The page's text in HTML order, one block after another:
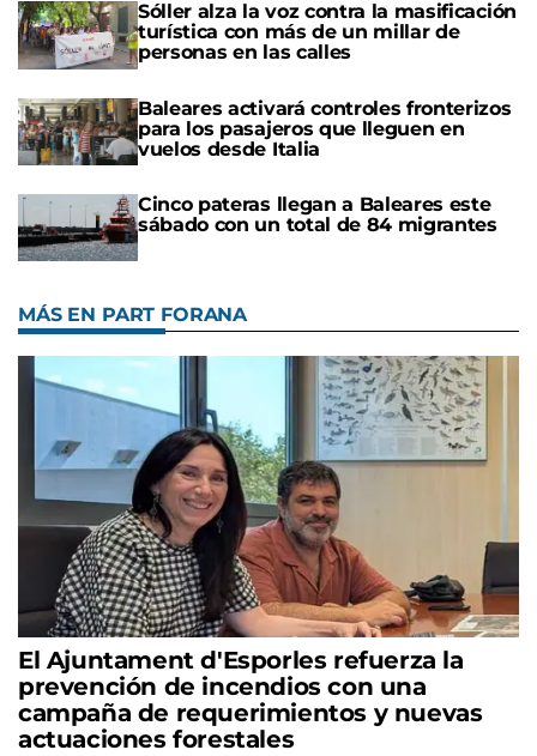
Sóller alza la voz contra la masificación
turística con más de un millar de
personas en las calles
Baleares activará controles fronterizos
para los pasajeros que lleguen en
vuelos desde Italia
Cinco pateras llegan a Baleares este
sábado con un total de 84 migrantes
MÁS EN PART FORANA
El Ajuntament d'Esporles refuerza la
prevención de incendios con una
campaña de requerimientos y nuevas
actuaciones forestales